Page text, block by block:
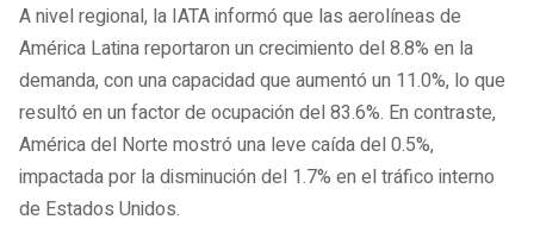
A nivel regional, la IATA informó que las aerolíneas de
América Latina reportaron un crecimiento del 8.8% en la
demanda, con una capacidad que aumentó un 11.0%, lo que
resultó en un factor de ocupación del 83.6%. En contraste,
América del Norte mostró una leve caída del 0.5%,
impactada por la disminución del 1.7% en el tráfico interno
de Estados Unidos.